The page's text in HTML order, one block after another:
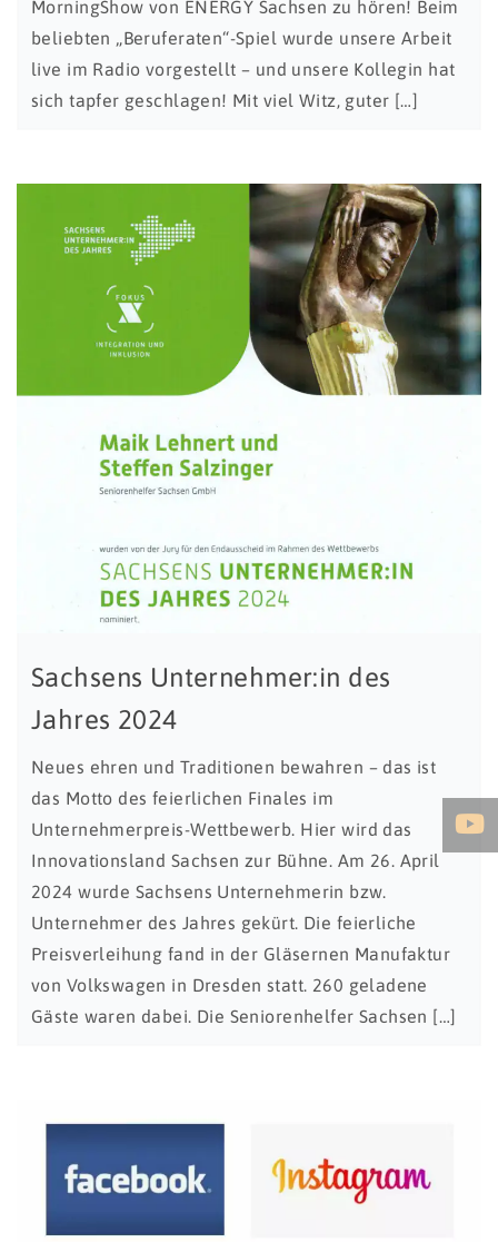
MorningShow von ENERGY Sachsen zu hören! Beim
beliebten „Beruferaten“-Spiel wurde unsere Arbeit
live im Radio vorgestellt – und unsere Kollegin hat
sich tapfer geschlagen! Mit viel Witz, guter […]
Sachsens Unternehmer:in des
Jahres 2024
Neues ehren und Traditionen bewahren – das ist
das Motto des feierlichen Finales im
Unternehmerpreis-Wettbewerb. Hier wird das
Innovationsland Sachsen zur Bühne. Am 26. April
2024 wurde Sachsens Unternehmerin bzw.
Unternehmer des Jahres gekürt. Die feierliche
Preisverleihung fand in der Gläsernen Manufaktur
von Volkswagen in Dresden statt. 260 geladene
Gäste waren dabei. Die Seniorenhelfer Sachsen […]